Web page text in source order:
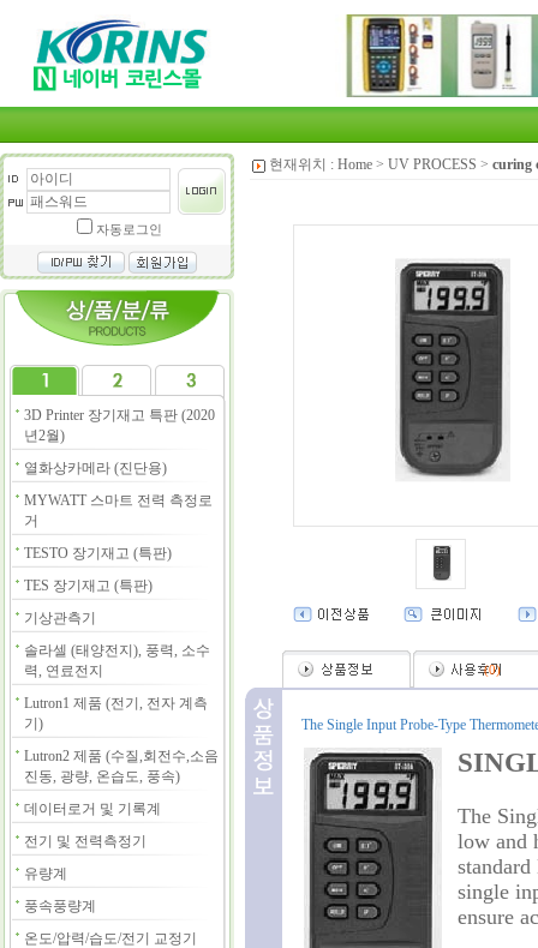
자동로그인
3D Printer 장기재고 특판 (2020
년2월)
열화상카메라 (진단용)
MYWATT 스마트 전력 측정로
거
TESTO 장기재고 (특판)
TES 장기재고 (특판)
기상관측기
솔라셀 (태양전지), 풍력, 소수
력, 연료전지
Lutron1 제품 (전기, 전자 계측
기)
Lutron2 제품 (수질,회전수,소음
진동, 광량, 온습도, 풍속)
데이터로거 및 기록계
전기 및 전력측정기
유량계
풍속풍량계
온도/압력/습도/전기 교정기
현재위치 : Home > UV PROCESS > curing
(0)
The Single Input Probe-Type
The
low and
single
ensure